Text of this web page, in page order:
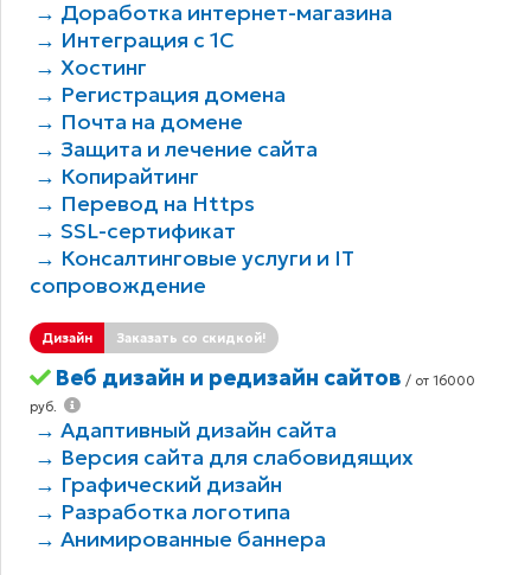
→ Доработка интернет-магазина
→ Интеграция с 1С
→ Хостинг
→ Регистрация домена
→ Почта на домене
→ Защита и лечение сайта
→ Копирайтинг
→ Перевод на Https
→ SSL-сертификат
→ Консалтинговые услуги и IT
сопровождение
Дизайн Заказать со скидкой!
Веб дизайн и редизайн сайтов / от 16000
руб.
→ Адаптивный дизайн сайта
→ Версия сайта для слабовидящих
→ Графический дизайн
→ Разработка логотипа
→ Анимированные баннера